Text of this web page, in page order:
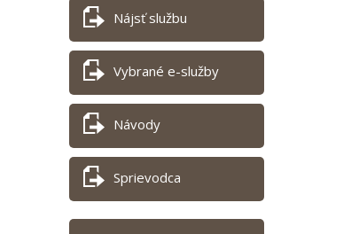
Nájsť službu
Vybrané e-služby
Návody
Sprievodca